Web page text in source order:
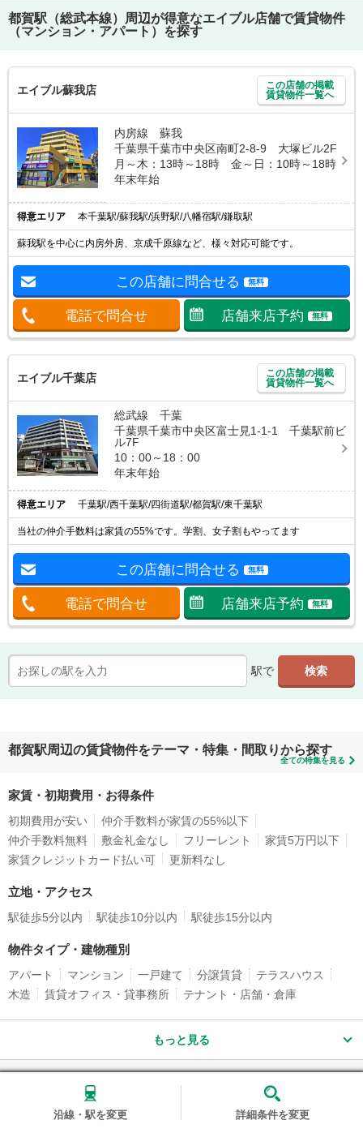
沿線・駅を変更 詳細条件を変更
都賀駅（総武本線）
周辺が得意なエイブル店舗で賃貸物件
（マンション・アパート）を探す
エイブル蘇我店
この店舗の掲載
賃貸物件一覧へ
内房線 蘇我
千葉県千葉市中央区南町2-8-9 大塚ビル2F
月～木：13時～18時 金～日：10時～18時
年末年始
得意エリア 本千葉駅/蘇我駅/浜野駅/八幡宿駅/鎌取駅
蘇我駅を中心に内房外房、京成千原線など、様々対応可能です。
この店舗に問合せる 無料
電話で問合せ 店舗来店予約 無料
エイブル千葉店
この店舗の掲載
賃貸物件一覧へ
総武線 千葉
千葉県千葉市中央区富士見1-1-1 千葉駅前ビ
ル7F
10：00～18：00
年末年始
得意エリア 千葉駅/西千葉駅/四街道駅/都賀駅/東千葉駅
当社の仲介手数料は家賃の55%です。学割、女子割もやってます
この店舗に問合せる 無料
電話で問合せ 店舗来店予約 無料
駅で
都賀駅周辺の賃貸物件をテーマ・特集・間取りから探す
全ての特集を見る
家賃・初期費用・お得条件
初期費用が安い
仲介手数料が家賃の55%以下
仲介手数料無料
敷金礼金なし フリーレント
家賃5万円以下
家賃クレジットカード払い可
更新料なし
立地・アクセス
駅徒歩5分以内 駅徒歩10分以内 駅徒歩15分以内
物件タイプ・建物種別
アパート マンション 一戸建て 分譲賃貸
テラスハウス
木造
賃貸オフィス・貸事務所 テナント・店舗・倉庫
もっと見る
総武本線でエリアを広げるとこちらの駅に賃貸物件（マンシ
ョン・アパート）が見つかりました！